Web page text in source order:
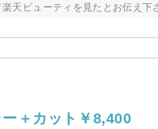
天ビューティを見たとお伝え下
ー＋カット￥8,400